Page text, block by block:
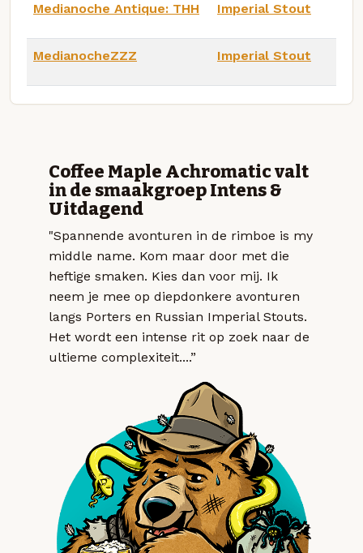
Medianoche Antique: THH Imperial Stout
MedianocheZZZ Imperial Stout
Coffee Maple Achromatic valt
in de smaakgroep Intens &
Uitdagend
"Spannende avonturen in de rimboe is my
middle name. Kom maar door met die
heftige smaken. Kies dan voor mij. Ik
neem je mee op diepdonkere avonturen
langs Porters en Russian Imperial Stouts.
Het wordt een intense rit op zoek naar de
ultieme complexiteit....”